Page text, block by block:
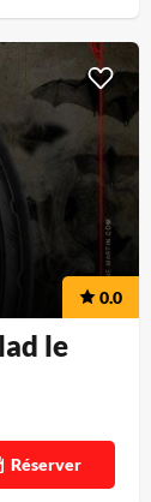
0.0
le
Réserver